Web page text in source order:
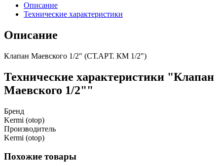
Описание
Технические характеристики
Описание
Клапан Маевского 1/2" (СТ.АРТ. КМ 1/2")
Технические характеристики "Клапан
Маевского 1/2""
Бренд
Kermi (otop)
Производитель
Kermi (otop)
Похожие товары